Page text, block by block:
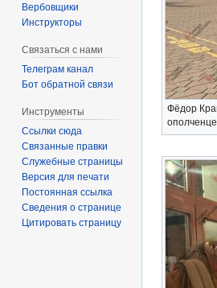
Фёдор
‏‎Вербовщики
Инструкторы
Связаться с нами
Телеграм канал
Бот обратной связи
Инструменты
Ссылки сюда
Связанные правки
Служебные страницы
Версия для печати
Постоянная ссылка
Сведения о странице
Цитировать страницу